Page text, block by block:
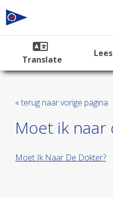
Translate
« terug naar vorige pagina
Moet ik naar
Moet Ik Naar De Dokter?